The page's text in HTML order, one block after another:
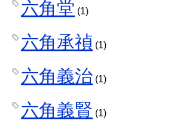
六角堂 (1)
六角承禎 (1)
六角義治 (1)
六角義賢 (1)